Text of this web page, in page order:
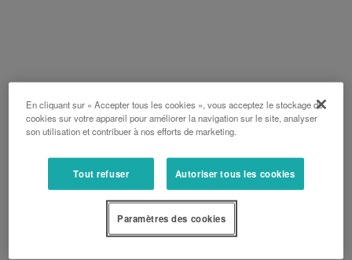
En cliquant sur « Accepter tous les cookies », vous acceptez le stockage de
cookies sur votre appareil pour améliorer la navigation sur le site, analyser
son utilisation et contribuer à nos efforts de marketing.
Tout refuser Autoriser tous les cookies
Paramètres des cookies